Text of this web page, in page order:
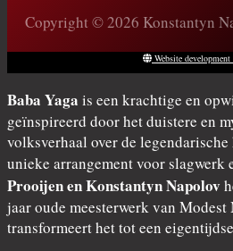
Copyright © 2026 Konstantyn
Website
Baba Yaga is een krachtige en
geïnspireerd door het duistere en
volksverhaal over de
unieke arrangement voor slagwerk
Prooijen en Konstantyn Napolov
jaar oude meesterwerk van Modest
transformeert het tot een